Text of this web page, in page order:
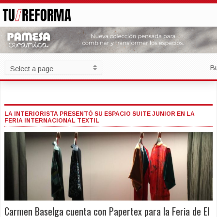
LA INTERIORISTA PRESENTÓ SU ESPACIO SUITE JUNIOR EN LA
FERIA INTERNACIONAL TEXTIL
Carmen Baselga cuenta con Papertex para la Feria de El